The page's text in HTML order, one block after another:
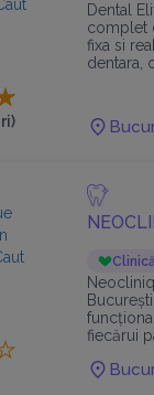
Dental
complet
fixa si
dentara,
fiecărui